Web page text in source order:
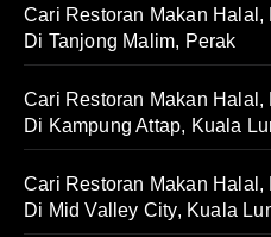
Cari Restoran Makan
Di Tanjong Malim, Perak
Cari Restoran Makan
Di Kampung Attap, Kuala
Cari Restoran Makan
Di Mid Valley City, Kuala